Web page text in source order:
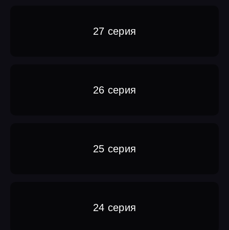
27 серия
26 серия
25 серия
24 серия